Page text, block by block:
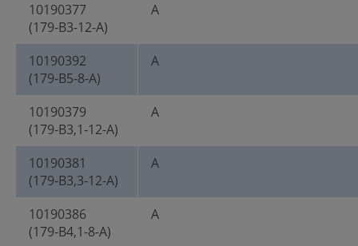
10190377
(179-B3-12-A)
A
10190392
(179-B5-8-A)
A
10190379
(179-B3,1-12-A)
A
10190381
(179-B3,3-12-A)
A
10190386
(179-B4,1-8-A)
A